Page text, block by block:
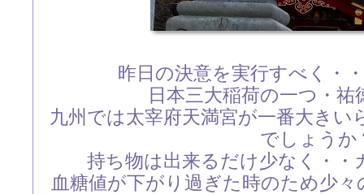
昨日の決意を実行すべく・
日本三大稲荷の一つ・祐
九州では太宰府天満宮が一番大き
でしょうか
持ち物は出来るだけ少なく・
血糖値が下がり過ぎた時のため少